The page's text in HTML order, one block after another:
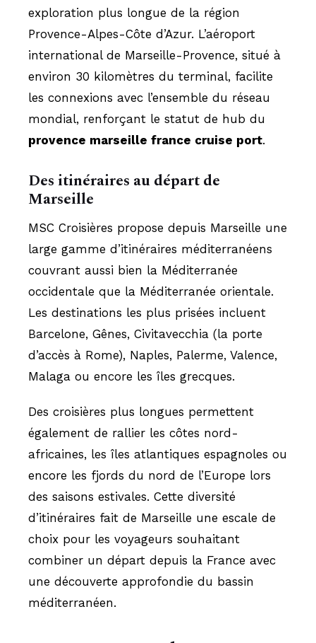
exploration plus longue de la région
Provence-Alpes-Côte d’Azur. L’aéroport
international de Marseille-Provence, situé à
environ 30 kilomètres du terminal, facilite
les connexions avec l’ensemble du réseau
mondial, renforçant le statut de hub du
provence marseille france cruise port.
Des itinéraires au départ de
Marseille
MSC Croisières propose depuis Marseille une
large gamme d’itinéraires méditerranéens
couvrant aussi bien la Méditerranée
occidentale que la Méditerranée orientale.
Les destinations les plus prisées incluent
Barcelone, Gênes, Civitavecchia (la porte
d’accès à Rome), Naples, Palerme, Valence,
Malaga ou encore les îles grecques.
Des croisières plus longues permettent
également de rallier les côtes nord-
africaines, les îles atlantiques espagnoles ou
encore les fjords du nord de l’Europe lors
des saisons estivales. Cette diversité
d’itinéraires fait de Marseille une escale de
choix pour les voyageurs souhaitant
combiner un départ depuis la France avec
une découverte approfondie du bassin
méditerranéen.